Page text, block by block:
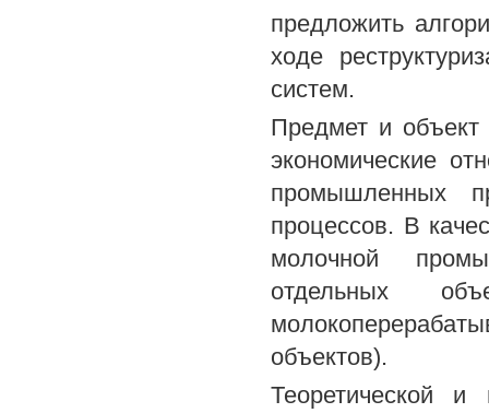
предложить
ходе
систем.
Предмет и объект
экономические
промышленных
процессов. В
молочной
отдельных
объектов).
Теоретической и